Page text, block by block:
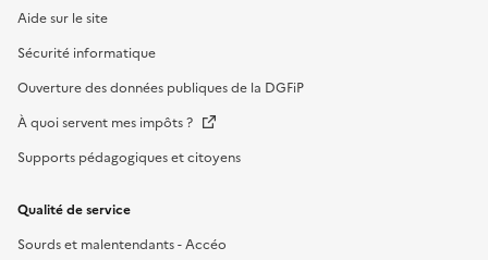
Aide sur le site
Sécurité informatique
Ouverture des données publiques de la DGFiP
À quoi servent mes impôts ?
Supports pédagogiques et citoyens
Qualité de service
Sourds et malentendants - Accéo